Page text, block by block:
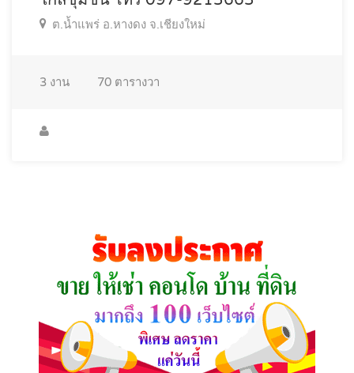
ต.น้ำแพร่ อ.หางดง จ.เชียงใหม่
3 งาน 70 ตารางวา